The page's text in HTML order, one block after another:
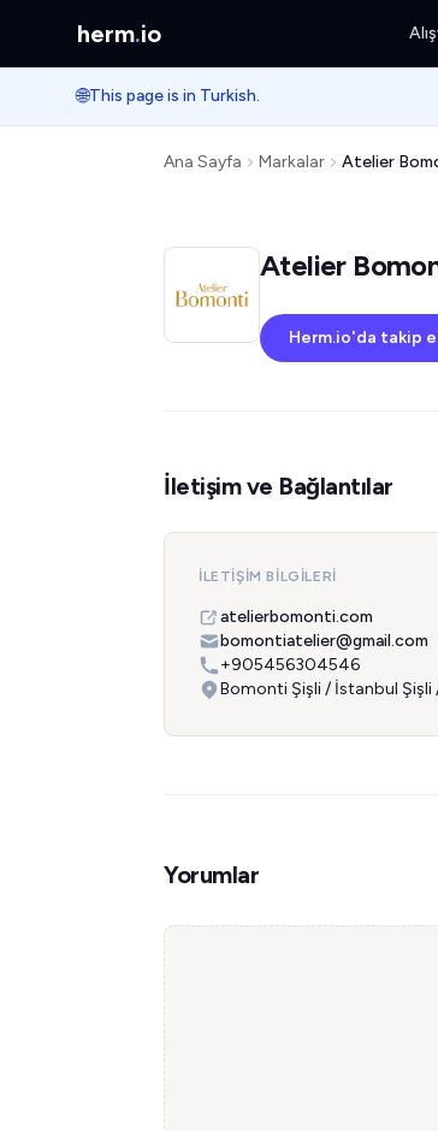
herm.io
🌐This page is in Turkish.
Ana Sayfa Markalar Atelier
Atelier
Herm.io'da takip
İletişim ve Bağlantılar
İLETIŞIM BILGILERI
atelierbomonti.com
bomontiatelier@gmail.com
+905456304546
Bomonti Şişli / İstanbul Şişli
Yorumlar